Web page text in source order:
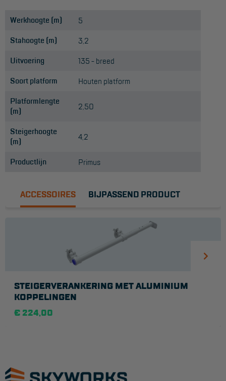
Werkhoogte (m) 5
Stahoogte (m) 3,2
Uitvoering 135 - breed
Soort platform Houten platform
Platformlengte
(m)
2,50
Steigerhoogte
(m)
4,2
Productlijn Primus
ACCESSOIRES BIJPASSEND PRODUCT
STEIGERVERANKERING MET ALUMINIUM
KOPPELINGEN
€ 224,00